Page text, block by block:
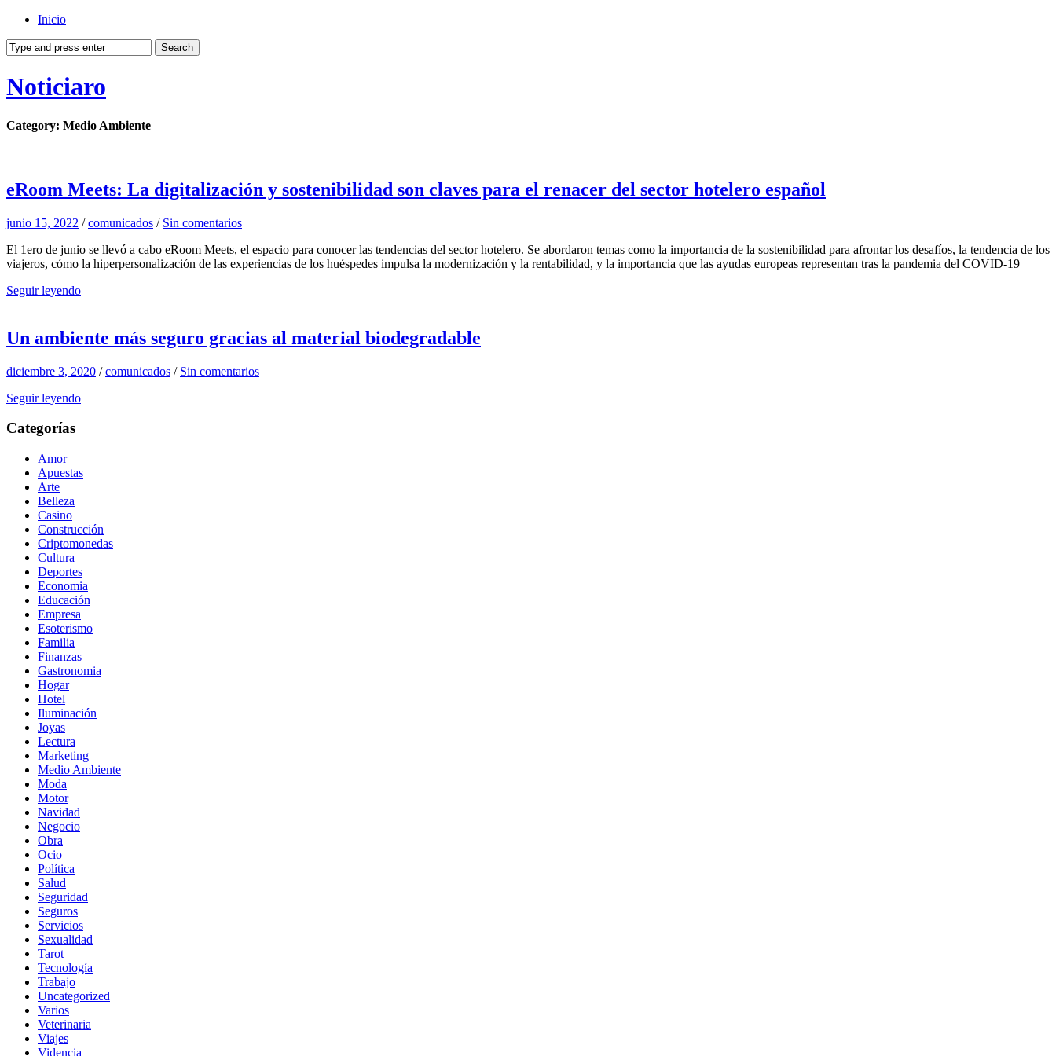
Inicio
Noticiaro
Category: Medio Ambiente
eRoom Meets: La digitalización y sostenibilidad son claves para el renacer del sector hotelero español
junio 15, 2022 /comunicados / Sin comentarios
El 1ero de junio se llevó a cabo eRoom Meets, el espacio para conocer las tendencias del sector hotelero. Se abordaron temas como la importancia de la sostenibilidad para afrontar los desafíos, la tendencia de los
viajeros, cómo la hiperpersonalización de las experiencias de los huéspedes impulsa la modernización y la rentabilidad, y la importancia que las ayudas europeas representan tras la pandemia del COVID-19
Seguir leyendo
Un ambiente más seguro gracias al material biodegradable
diciembre 3, 2020 /comunicados / Sin comentarios
Seguir leyendo
Categorías
Amor
Apuestas
Arte
Belleza
Casino
Construcción
Criptomonedas
Cultura
Deportes
Economia
Educación
Empresa
Esoterismo
Familia
Finanzas
Gastronomia
Hogar
Hotel
Iluminación
Joyas
Lectura
Marketing
Medio Ambiente
Moda
Motor
Navidad
Negocio
Obra
Ocio
Política
Salud
Seguridad
Seguros
Servicios
Sexualidad
Tarot
Tecnología
Trabajo
Uncategorized
Varios
Veterinaria
Viajes
Videncia